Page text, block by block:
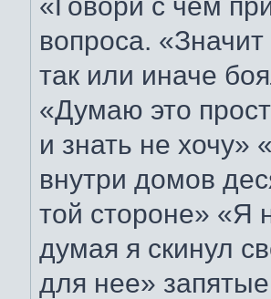
вопроса.
так или иначе
«Думаю это
и знать не хочу»
внутри домов
той стороне» «Я
думая я скинул
для нее» запятые